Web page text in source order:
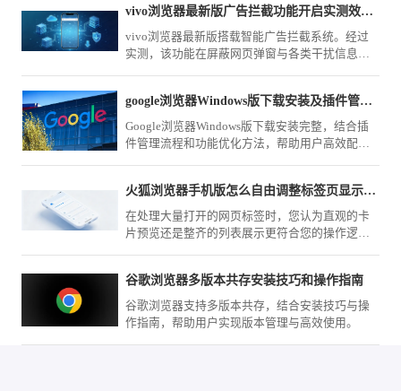
vivo浏览器最新版广告拦截功能开启实测效果大评测
vivo浏览器最新版搭载智能广告拦截系统。经过
实测，该功能在屏蔽网页弹窗与各类干扰信息方
google浏览器Windows版下载安装及插件管理流程
Google浏览器Windows版下载安装完整，结合插
件管理流程和功能优化方法，帮助用户高效配置
火狐浏览器手机版怎么自由调整标签页显示模式
在处理大量打开的网页标签时，您认为直观的卡
片预览还是整齐的列表展示更符合您的操作逻
任务场景。
谷歌浏览器多版本共存安装技巧和操作指南
谷歌浏览器支持多版本共存，结合安装技巧与操
作指南，帮助用户实现版本管理与高效使用。